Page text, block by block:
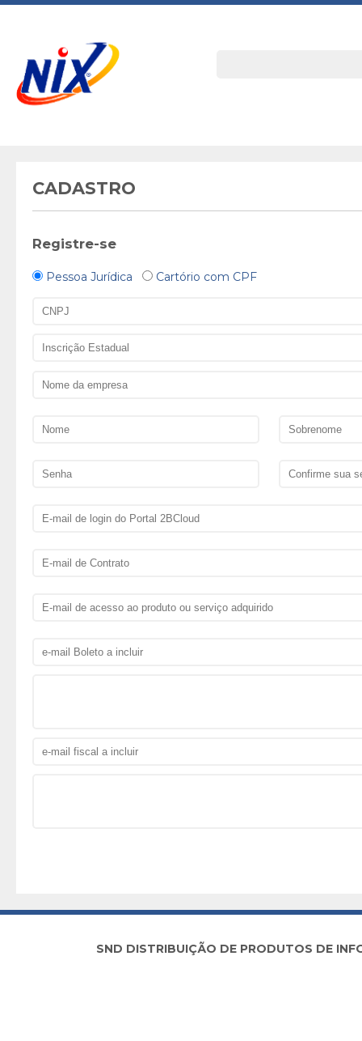
CADASTRO
Registre-se
Pessoa Jurídica Cartório com CPF
SND DISTRIBUIÇÃO DE PRODUTOS DE